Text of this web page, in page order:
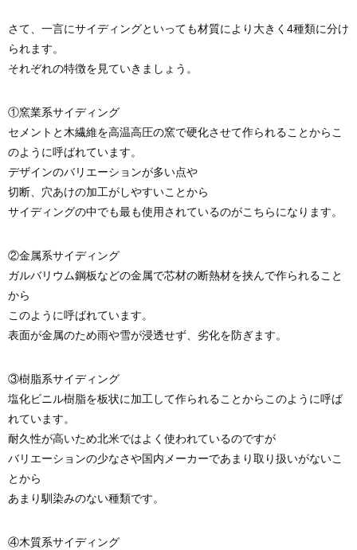
さて、一言にサイディングといっても材質により大きく4種類に分け
られます。
それぞれの特徴を見ていきましょう。
①窯業系サイディング
セメントと木繊維を高温高圧の窯で硬化させて作られることからこ
のように呼ばれています。
デザインのバリエーションが多い点や
切断、穴あけの加工がしやすいことから
サイディングの中でも最も使用されているのがこちらになります。
②金属系サイディング
ガルバリウム鋼板などの金属で芯材の断熱材を挟んで作られること
から
このように呼ばれています。
表面が金属のため雨や雪が浸透せず、劣化を防ぎます。
③樹脂系サイディング
塩化ビニル樹脂を板状に加工して作られることからこのように呼ば
れています。
耐久性が高いため北米ではよく使われているのですが
バリエーションの少なさや国内メーカーであまり取り扱いがないこ
とから
あまり馴染みのない種類です。
④木質系サイディング